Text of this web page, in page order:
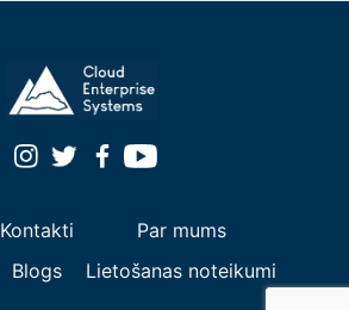
Kontakti
Par mums
Blogs Lietošanas noteikumi